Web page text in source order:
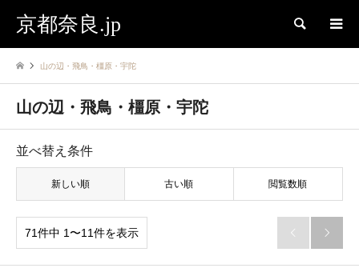
京都奈良.jp 検索
山の辺・飛鳥・橿原・宇陀
山の辺・飛鳥・橿原・宇陀
並べ替え条件
新しい順 古い順 閲覧数順
71件中 1〜11件を表示  